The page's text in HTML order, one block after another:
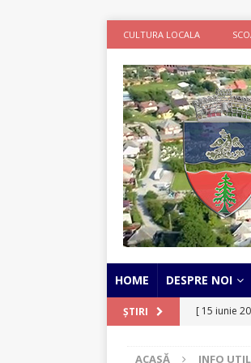
CULTURA LOCALA
HOME DESPRE NOI
ȘTIRI [ 15 iunie
ACASĂ INFO